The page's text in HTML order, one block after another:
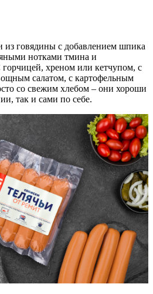
говядины с добавлением шпика
нотками тмина и
хреном или кетчупом, с
салатом, с картофельным
со свежим хлебом – они хороши
так и сами по себе.